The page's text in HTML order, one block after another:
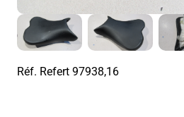
Réf. Refert97938,16